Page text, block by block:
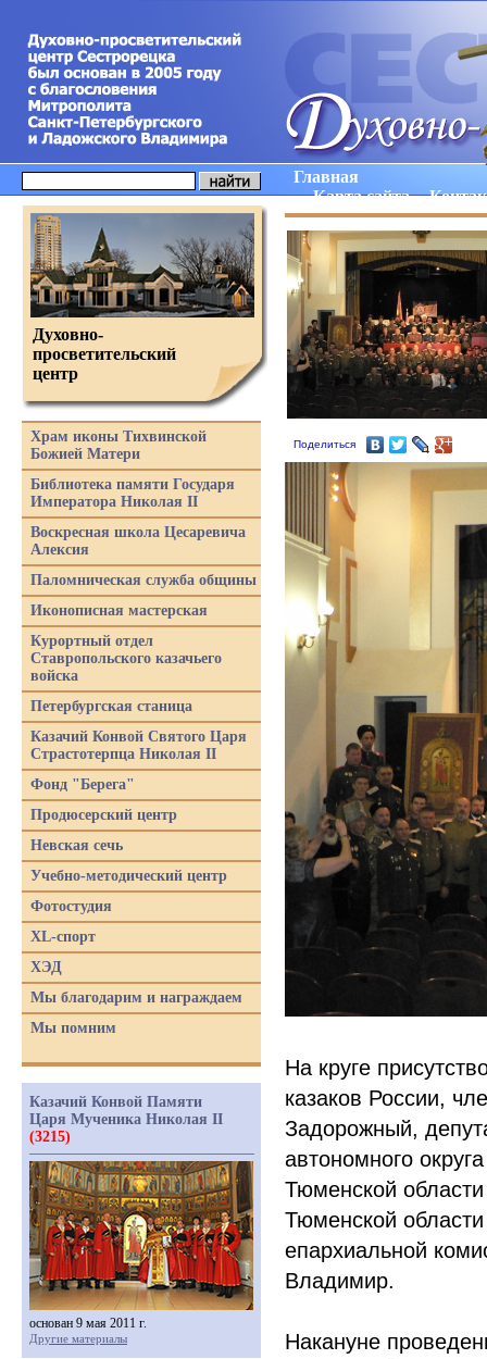
Главная
Карта сайта
Поделиться
На круге
казаков России,
Задорожный,
автономного
Тюменской
Тюменской
епархиальной
Владимир.
Накануне
Духовно-
просветительский
центр
Храм иконы Тихвинской
Божией Матери
Библиотека памяти Государя
Императора Николая II
Воскресная школа Цесаревича
Алексия
Паломническая служба общины
Иконописная мастерская
Курортный отдел
Ставропольского казачьего
войска
Петербургская станица
Казачий Конвой Святого Царя
Страстотерпца Николая II
Фонд "Берега"
Продюсерский центр
Невская сечь
Учебно-методический центр
Фотостудия
XL-спорт
ХЭД
Мы благодарим и награждаем
Мы помним
Казачий Конвой Памяти
Царя Мученика Николая II
(3215)
основан 9 мая 2011 г.
Другие материалы